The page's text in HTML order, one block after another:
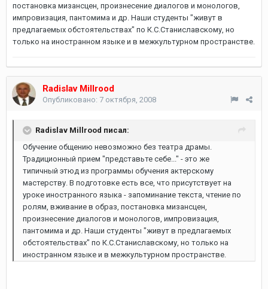
постановка мизансцен, произнесение диалогов и монологов,
импровизация, пантомима и др. Наши студенты "живут в
предлагаемых обстоятельствах" по К.С.Станиславскому, но
только на иностранном языке и в межкультурном пространстве.
Radislav Millrood
Опубликовано: 7 октября, 2008
Radislav Millrood писал:
Обучение общению невозможно без театра драмы.
Традиционный прием "представьте себе..." - это же
типичный этюд из программы обучения актерскому
мастерству. В подготовке есть все, что присутствует на
уроке иностранного языка - запоминание текста, чтение по
ролям, вживание в образ, постановка мизансцен,
произнесение диалогов и монологов, импровизация,
пантомима и др. Наши студенты "живут в предлагаемых
обстоятельствах" по К.С.Станиславскому, но только на
иностранном языке и в межкультурном пространстве.